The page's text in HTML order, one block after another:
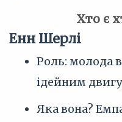
Хто є
Енн Шерлі
Роль: молода
ідейним
Яка вона?